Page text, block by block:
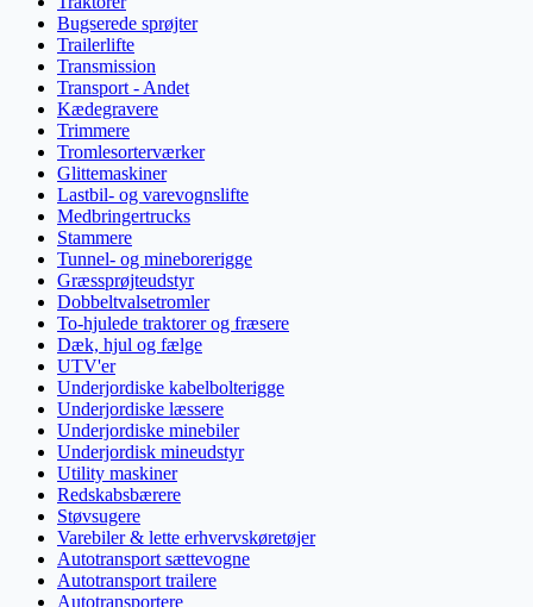
Bugserede sprøjter
Trailerlifte
Transmission
Transport - Andet
Kædegravere
Trimmere
Tromlesorterværker
Glittemaskiner
Lastbil- og varevognslifte
Medbringertrucks
Stammere
Tunnel- og mineborerigge
Græssprøjteudstyr
Dobbeltvalsetromler
To-hjulede traktorer og fræsere
Dæk, hjul og fælge
UTV'er
Underjordiske kabelbolterigge
Underjordiske læssere
Underjordiske minebiler
Underjordisk mineudstyr
Utility maskiner
Redskabsbærere
Støvsugere
Varebiler & lette erhvervskøretøjer
Autotransport sættevogne
Autotransport trailere
Autotransportere